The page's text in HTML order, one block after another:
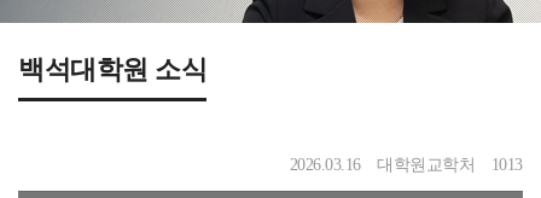
백석대학원 소식
2026.03.16 대학원교학처 1013